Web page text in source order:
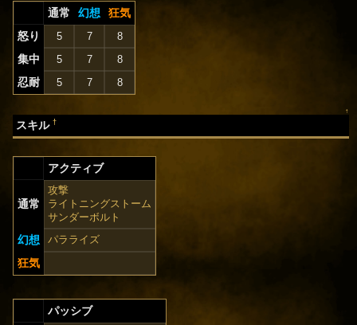
通常 幻想
狂気
怒り
5 7 8
集中 5 7 8
忍耐 5 7 8
↑
スキル†
アクティブ
通常
攻撃
ライトニングストーム
サンダーボルト
幻想 パラライズ
狂気
パッシブ